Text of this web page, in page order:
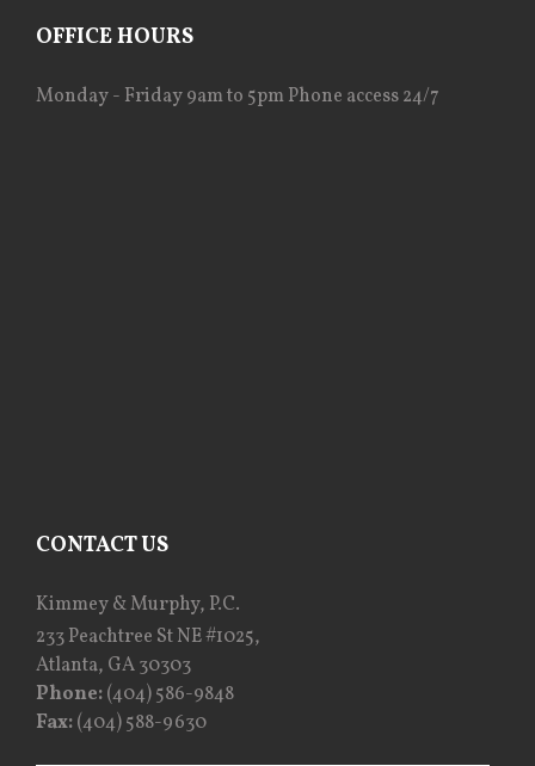
OFFICE HOURS
Monday - Friday 9am to 5pm Phone access 24/7
CONTACT US
Kimmey & Murphy, P.C.
233 Peachtree St NE #1025,
Atlanta, GA 30303
Phone:(404) 586-9848
Fax:(404) 588-9630